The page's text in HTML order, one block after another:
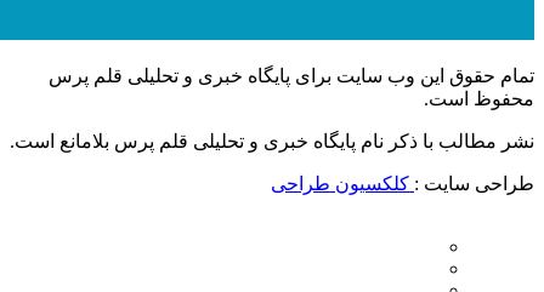
تمام حقوق این وب سایت برای پایگاه خبری و تحلیلی قلم پرس
محفوظ است.
نشر مطالب با ذکر نام پایگاه خبری و تحلیلی قلم پرس بلامانع است.
طراحی سایت : کلکسیون طراحی